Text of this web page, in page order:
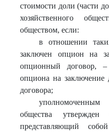
стоимости доли (части
хозяйственного
обществом, если:
в отношении
заключен опцион на
опционный договор,
опциона на
договора;
общества
представляющий